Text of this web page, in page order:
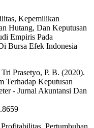
Kepemilikan
Hutang, Dan Keputusan
Empiris Pada
Bursa Efek Indonesia
Prasetyo, P. B. (2020).
Terhadap Keputusan
- Jurnal Akuntansi Dan